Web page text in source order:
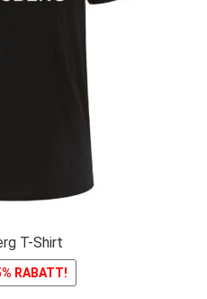
T-Shirt
RABATT!